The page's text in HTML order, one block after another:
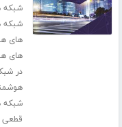
شبکه
شبکه
های
های
در
شبکه
قطعی